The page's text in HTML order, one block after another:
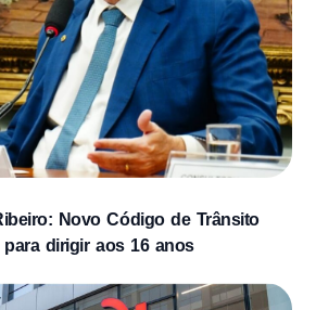
Novo Código de Trânsito
dirigir aos 16 anos